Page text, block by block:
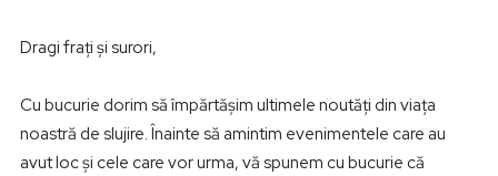
Dragi frați și surori,
Cu bucurie dorim să împărtășim ultimele noutăți din viața
noastră de slujire. Înainte să amintim evenimentele care au
avut loc și cele care vor urma, vă spunem cu bucurie că